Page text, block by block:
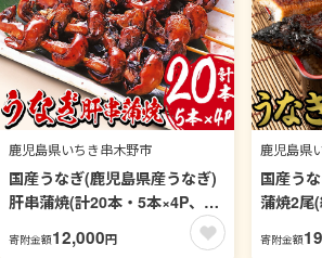
鹿児島県いちき串木野市
国産うなぎ(鹿児島県産うなぎ)
肝串蒲焼(計20本・5本×4P、タ
レ付き) 国産 国産魚 九州産 鹿
児島県産 魚 魚介 鰻 うなぎ ウ
寄附金額12,000円
鹿児島県
国産う
蒲焼2尾
九州産
うなぎ
寄附金額